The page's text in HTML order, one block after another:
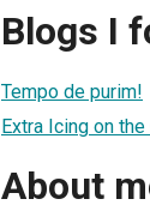
Blogs I
Tempo de purim!
Extra Icing on the
About